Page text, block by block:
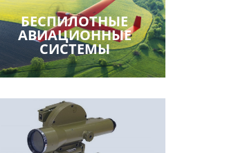
БЕСПИЛОТНЫЕ
АВИАЦИОННЫЕ
СИСТЕМЫ